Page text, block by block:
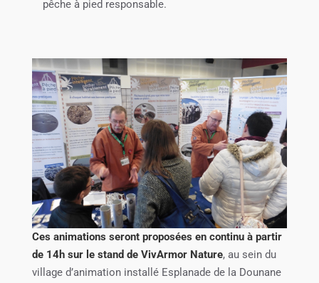
pêche à pied responsable.
Ces animations seront proposées en continu à partir
de 14h sur le stand de VivArmor Nature, au sein du
village d’animation installé Esplanade de la Dounane